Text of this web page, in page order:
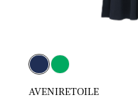
AVENIRETOILE